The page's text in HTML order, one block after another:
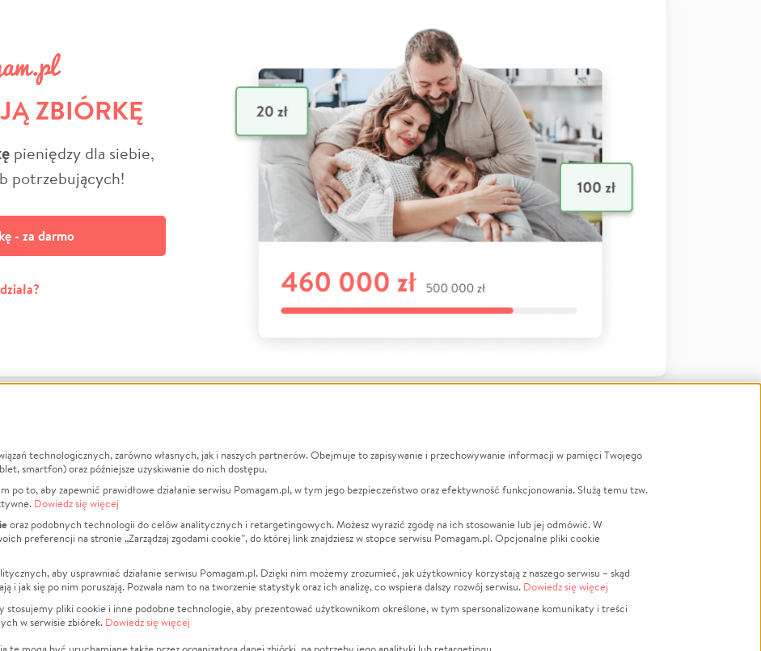
ZBIÓRKĘ
pieniędzy dla siebie,
potrzebujących!
- za darmo
Informacje
Jak to działa?
Regulamin
Polityka Prywatności
Kontakt
Porównanie serwisów
Polityka plików cookie
Zarządzaj zgodami cookie
O nas
Opinie
Raporty
Za darmo
Dla NGO
Fundacja Pomagam.pl
Zbieraj na
Leczenie
Zwierzęta
Pożar
Sport
Pomoc Finansowa
Pogrzeb
LGBTQ+
Powódź
Wichura
Religia
Edukacja
technologicznych, zarówno własnych, jak i naszych partnerów. Obejmuje to zapisywanie i przechowywanie informacji w pamięci Twojego
smartfon) oraz późniejsze uzyskiwanie do nich dostępu.
to, aby zapewnić prawidłowe działanie serwisu Pomagam.pl, w tym jego bezpieczeństwo oraz efektywność funkcjonowania. Służą temu tzw.
Dowiedz się więcej
oraz podobnych technologii do celów analitycznych i retargetingowych. Możesz wyrazić zgodę na ich stosowanie lub jej odmówić. W
preferencji na stronie „Zarządzaj zgodami cookie”, do której link znajdziesz w stopce serwisu Pomagam.pl. Opcjonalne pliki cookie
aby usprawniać działanie serwisu Pomagam.pl. Dzięki nim możemy zrozumieć, jak użytkownicy korzystają z naszego serwisu – skąd
i jak się po nim poruszają. Pozwala nam to na tworzenie statystyk oraz ich analizę, co wspiera dalszy rozwój serwisu. Dowiedz się więcej
stosujemy pliki cookie i inne podobne technologie, aby prezentować użytkownikom określone, w tym spersonalizowane komunikaty i treści
w serwisie zbiórek. Dowiedz się więcej